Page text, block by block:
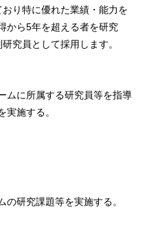
り特に優れた業績・能力を
から5年を超える者を研究
究員として採用します。
ムに所属する研究員等を指導
実施する。
の研究課題等を実施する。